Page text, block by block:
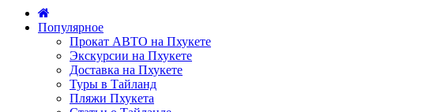
Популярное
Прокат АВТО на Пхукете
Экскурсии на Пхукете
Доставка на Пхукете
Туры в Тайланд
Пляжи Пхукета